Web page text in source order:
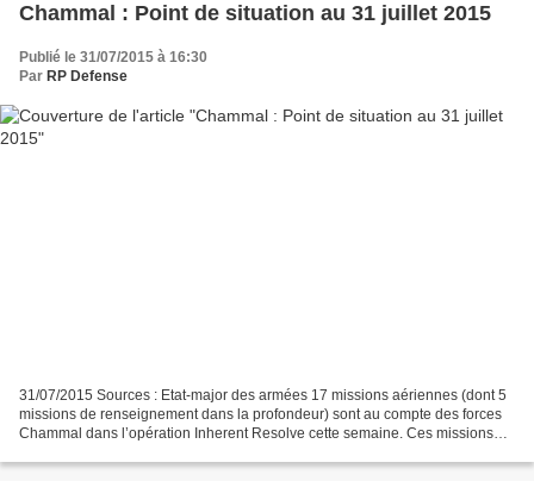
Chammal : Point de situation au 31 juillet 2015
Publié le 31/07/2015 à 16:30
Par RP Defense
31/07/2015 Sources : Etat-major des armées 17 missions aériennes (dont 5
missions de renseignement dans la profondeur) sont au compte des forces
Chammal dans l’opération Inherent Resolve cette semaine. Ces missions